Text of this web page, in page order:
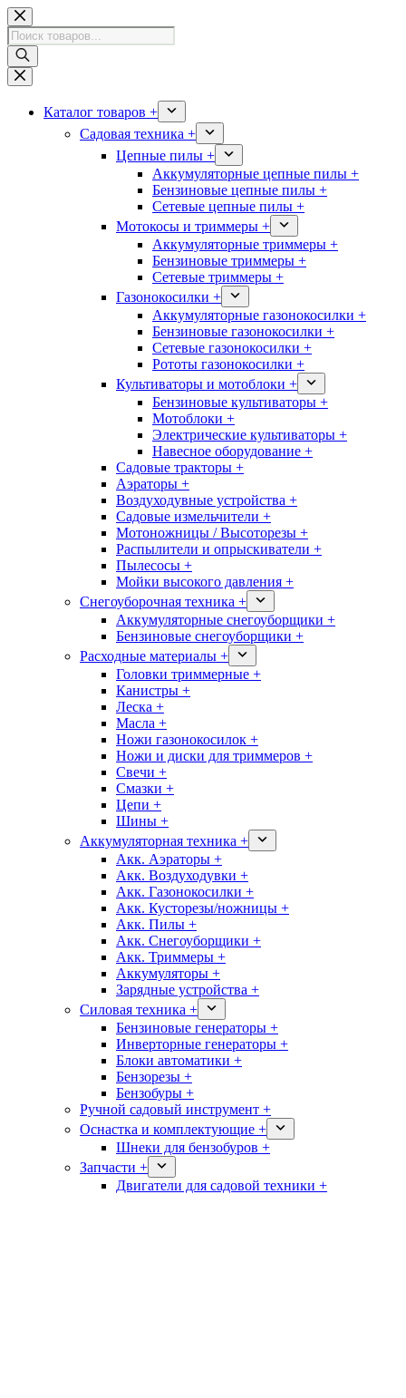
Перейти
к
сути
Поиск
товаров
Каталог товаров +
Садовая техника +
Цепные пилы +
Аккумуляторные цепные пилы +
Бензиновые цепные пилы +
Сетевые цепные пилы +
Мотокосы и триммеры +
Аккумуляторные триммеры +
Бензиновые триммеры +
Сетевые триммеры +
Газонокосилки +
Аккумуляторные газонокосилки +
Бензиновые газонокосилки +
Сетевые газонокосилки +
Рототы газонокосилки +
Культиваторы и мотоблоки +
Бензиновые культиваторы +
Мотоблоки +
Электрические культиваторы +
Навесное оборудование +
Садовые тракторы +
Аэраторы +
Воздуходувные устройства +
Садовые измельчители +
Мотоножницы / Высоторезы +
Распылители и опрыскиватели +
Пылесосы +
Мойки высокого давления +
Снегоуборочная техника +
Аккумуляторные снегоуборщики +
Бензиновые снегоуборщики +
Расходные материалы +
Головки триммерные +
Канистры +
Леска +
Масла +
Ножи газонокосилок +
Ножи и диски для триммеров +
Свечи +
Смазки +
Цепи +
Шины +
Аккумуляторная техника +
Акк. Аэраторы +
Акк. Воздуходувки +
Акк. Газонокосилки +
Акк. Кусторезы/ножницы +
Акк. Пилы +
Акк. Снегоуборщики +
Акк. Триммеры +
Аккумуляторы +
Зарядные устройства +
Силовая техника +
Бензиновые генераторы +
Инверторные генераторы +
Блоки автоматики +
Бензорезы +
Бензобуры +
Ручной садовый инструмент +
Оснастка и комплектующие +
Шнеки для бензобуров +
Запчасти +
Двигатели для садовой техники +